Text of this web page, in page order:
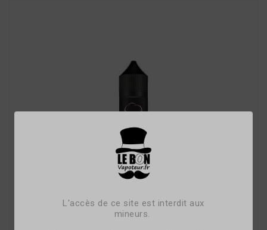
L'accès de ce site est interdit aux
mineurs.